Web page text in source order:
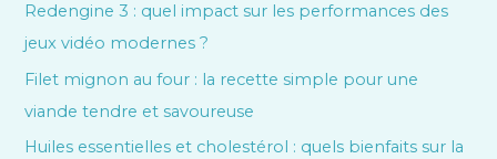
Redengine 3 : quel impact sur les performances des
jeux vidéo modernes ?
Filet mignon au four : la recette simple pour une
viande tendre et savoureuse
Huiles essentielles et cholestérol : quels bienfaits sur la